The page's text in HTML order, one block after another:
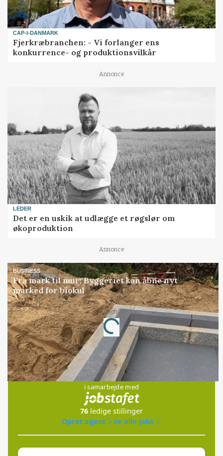
CAP-I-DANMARK
Fjerkræbranchen: - Vi forlanger ens
konkurrence- og produktionsvilkår
Annonce
LEDER
Det er en uskik at udlægge et røgslør om
økoproduktion
Annonce
BUSINESS
Fra mark til mur: Byggeriet kan åbne nyt
marked for biokul
Annonce
Loading...
Jobs
i samarbejde med
76 ledige stillinger
Opret agent
Se alle jobs